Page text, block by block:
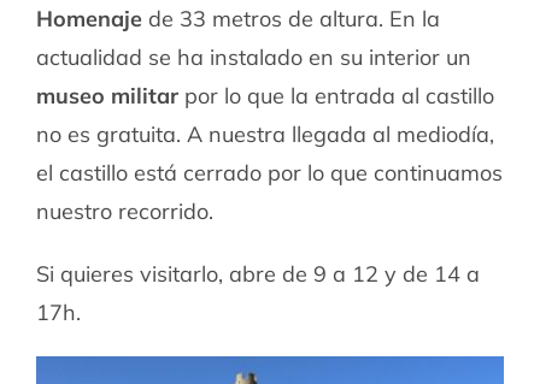
Homenajede 33 metros de altura. En la
actualidad se ha instalado en su interior un
museo militarpor lo que la entrada al castillo
no es gratuita. A nuestra llegada al mediodía,
el castillo está cerrado por lo que continuamos
nuestro recorrido.
Si quieres visitarlo, abre de 9 a 12 y de 14 a
17h.